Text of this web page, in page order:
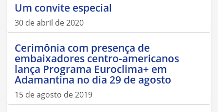
Um convite especial
30 de abril de 2020
Cerimônia com presença de
embaixadores centro-americanos
lança Programa Euroclima+ em
Adamantina no dia 29 de agosto
15 de agosto de 2019